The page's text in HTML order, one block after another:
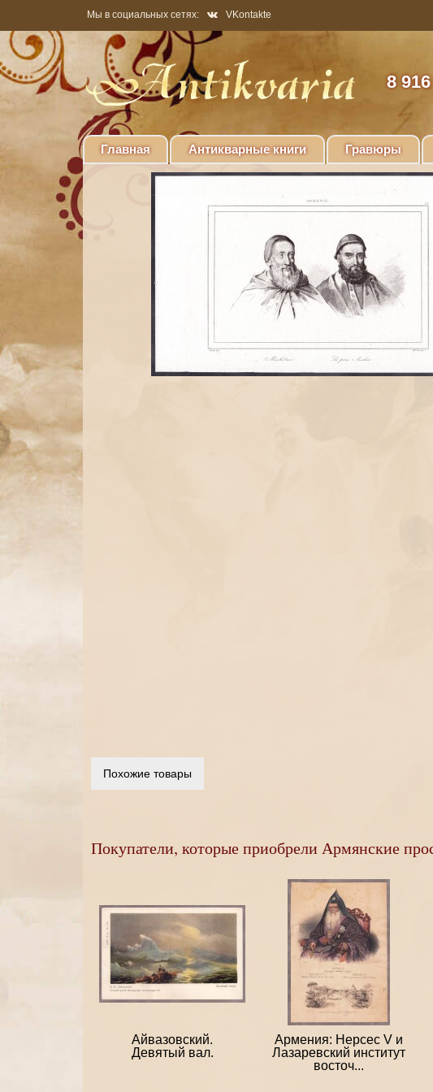
Мы в социальных сетях: VKontakte
8
Главная Антикварные книги Гравюры
Похожие товары
Покупатели, которые приобрели Армянские
Айвазовский.
Девятый вал.
Армения: Нерсес V и
Лазаревский институт
восточ...